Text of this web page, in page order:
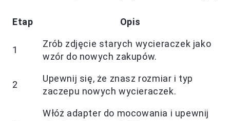
Etap Opis
1
Zrób zdjęcie starych wycieraczek jako
wzór do nowych zakupów.
2
Upewnij się, że znasz rozmiar i typ
zaczepu nowych wycieraczek.
Włóż adapter do mocowania i upewnij